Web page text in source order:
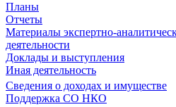
Планы
Отчеты
Материалы экспертно-
деятельности
Доклады и выступления
Иная деятельность
Сведения о доходах и имуществе
Поддержка СО НКО